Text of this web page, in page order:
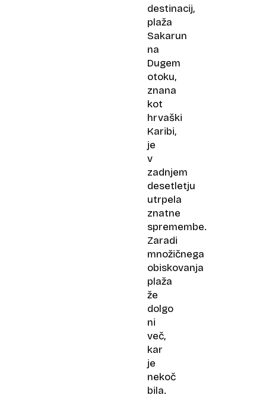
destinacij,
plaža
Sakarun
na
Dugem
otoku,
znana
kot
hrvaški
Karibi,
je
v
zadnjem
desetletju
utrpela
znatne
spremembe.
Zaradi
množičnega
obiskovanja
plaža
že
dolgo
ni
več,
kar
je
nekoč
bila.